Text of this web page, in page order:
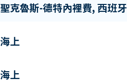
聖克魯斯-德特內裡費, 西班牙
海上
海上